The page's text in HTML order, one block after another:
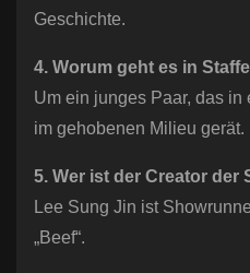
Geschichte.
4. Worum geht es in
Um ein junges Paar, das in
im gehobenen Milieu gerät.
5. Wer ist der Creator der
Lee Sung Jin ist
„Beef“.